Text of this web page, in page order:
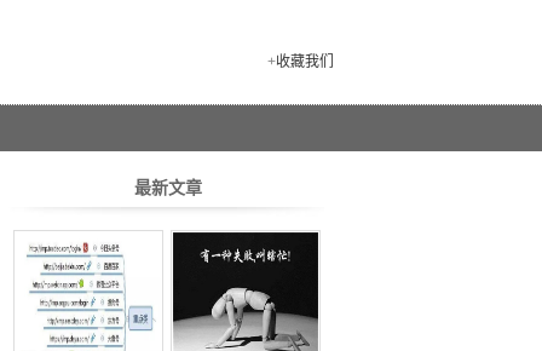
+收藏我们
最新文章